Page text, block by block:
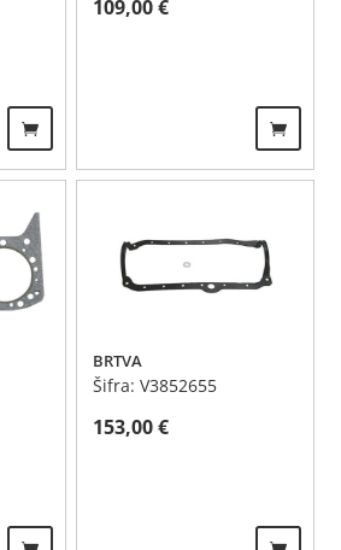
109,00€
BRTVA
Šifra: V3852655
153,00€